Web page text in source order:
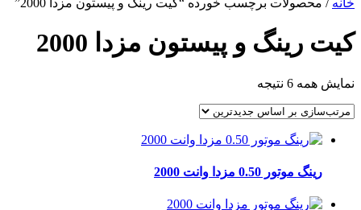
خانه / محصولات برچسب خورده “کیت رینگ و پیستون مزدا 2000”
کیت رینگ و پیستون مزدا 2000
نمایش همه 6 نتیجه
اساس
رینگ موتور 0.50 مزدا وانت 2000